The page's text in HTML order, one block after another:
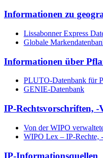
Informationen zu
Lissabonner Express
Globale
Informationen über
PLUTO-Datenbank für
GENIE-Datenbank
IP-Rechtsvorschriften,
Von der WIPO
WIPO Lex – IP-Rechte,
IP-Informationsquellen